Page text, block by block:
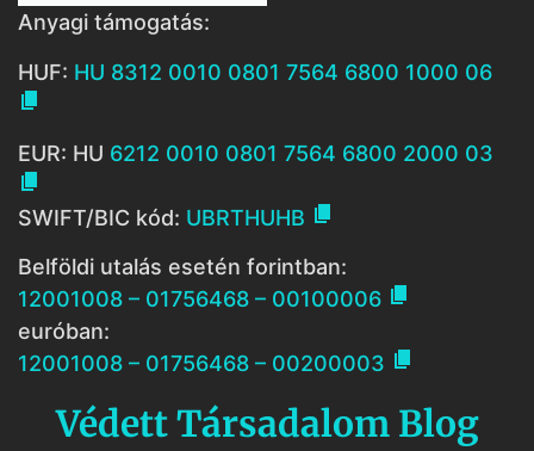
Anyagi támogatás:
HUF: HU 8312 0010 0801 7564 6800 1000 06

EUR: HU 6212 0010 0801 7564 6800 2000 03

SWIFT/BIC kód: UBRTHUHB 
Belföldi utalás esetén forintban:
12001008 – 01756468 – 00100006 
euróban:
12001008 – 01756468 – 00200003 
Védett Társadalom Blog